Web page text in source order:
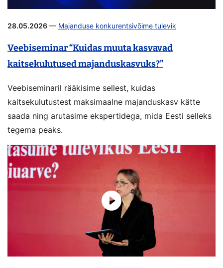
28.05.2026 — Majanduse konkurentsivõime tulevik
Veebiseminar “Kuidas muuta kasvavad
kaitsekulutused majanduskasvuks?”
Veebiseminaril rääkisime sellest, kuidas
kaitsekulutustest maksimaalne majanduskasv kätte
saada ning arutasime ekspertidega, mida Eesti selleks
tegema peaks.